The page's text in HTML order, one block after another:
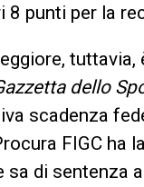
8 punti per la
tuttavia,
dello
scadenza
FIGC ha
sa di sentenza